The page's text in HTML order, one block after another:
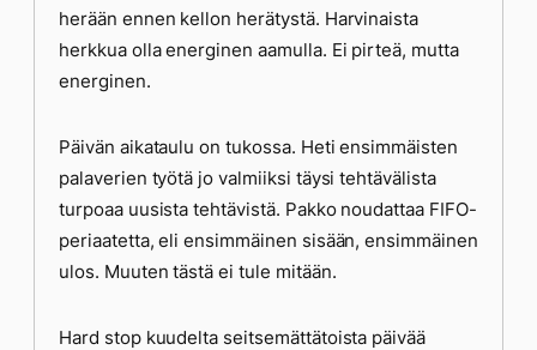
herään ennen kellon herätystä. Harvinaista
herkkua olla energinen aamulla. Ei pirteä, mutta
energinen.
Päivän aikataulu on tukossa. Heti ensimmäisten
palaverien työtä jo valmiiksi täysi tehtävälista
turpoaa uusista tehtävistä. Pakko noudattaa FIFO-
periaatetta, eli ensimmäinen sisään, ensimmäinen
ulos. Muuten tästä ei tule mitään.
Hard stop kuudelta seitsemättätoista päivää